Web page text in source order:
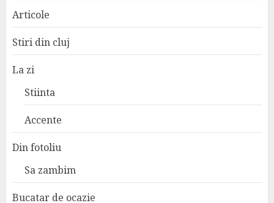
Articole
Stiri din cluj
La zi
Stiinta
Accente
Din fotoliu
Sa zambim
Bucatar de ocazie